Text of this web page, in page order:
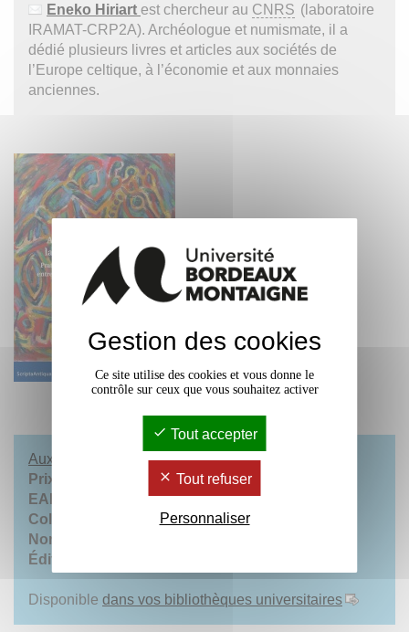
Eneko Hiriart est chercheur au CNRS (laboratoire
IRAMAT-CRP2A). Archéologue et numismate, il a
dédié plusieurs livres et articles aux sociétés de
l’Europe celtique, à l’économie et aux monnaies
anciennes.
Aux premiers temps de la monnaie en Occident
Prix :
EAN :
9782356134394
Collection
: Scripta Antiqua 157
Nombre de pages
Éditions :
Disponible dans vos bibliothèques universitaires
Gestion des cookies
Ce site utilise des cookies et vous donne le
contrôle sur ceux que vous souhaitez activer
Tout accepter
Tout refuser
Personnaliser